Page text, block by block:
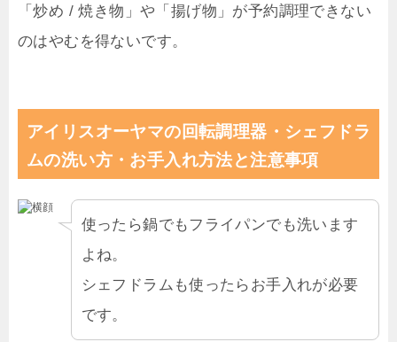
「炒め / 焼き物」や「揚げ物」が予約調理できない
のはやむを得ないです。
アイリスオーヤマの回転調理器・シェフドラ
ムの洗い方・お手入れ方法と注意事項
使ったら鍋でもフライパンでも洗います
よね。
シェフドラムも使ったらお手入れが必要
です。